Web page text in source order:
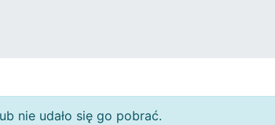
nie udało się go pobrać.